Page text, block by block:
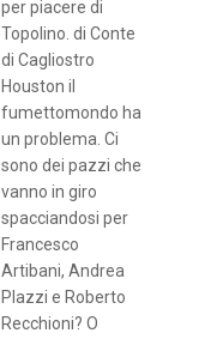
per piacere di
Topolino. di Conte
di Cagliostro
Houston il
fumettomondo ha
un problema. Ci
sono dei pazzi che
vanno in giro
spacciandosi per
Francesco
Artibani, Andrea
Plazzi e Roberto
Recchioni? O